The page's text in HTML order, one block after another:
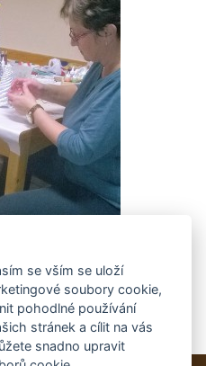
se vším se uloží
soubory cookie,
pohodlné používání
stránek a cílit na vás
snadno upravit